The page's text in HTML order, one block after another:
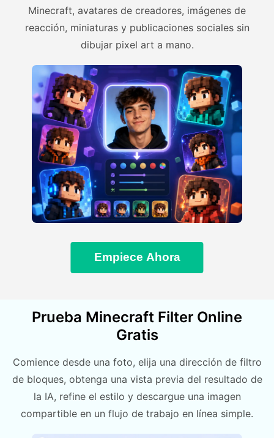
Minecraft, avatares de creadores, imágenes de
reacción, miniaturas y publicaciones sociales sin
dibujar pixel art a mano.
Empiece Ahora
Prueba Minecraft Filter Online
Gratis
Comience desde una foto, elija una dirección de filtro
de bloques, obtenga una vista previa del resultado de
la IA, refine el estilo y descargue una imagen
compartible en un flujo de trabajo en línea simple.